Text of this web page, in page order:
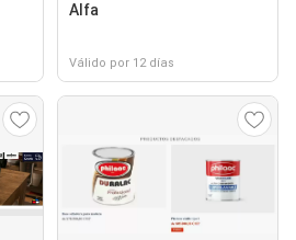
Alfa
Válido por 12 días